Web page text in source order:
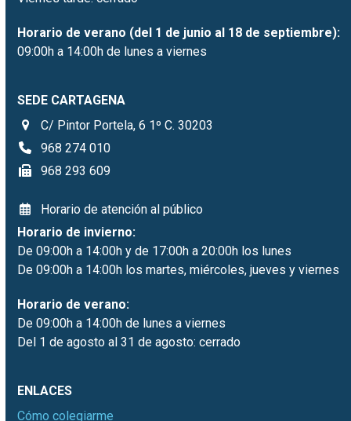
Horario de verano (del 1 de junio al 18 de septiembre):
09:00h a 14:00h de lunes a viernes
SEDE CARTAGENA
C/ Pintor Portela, 6 1º C. 30203
968 274 010
968 293 609
Horario de atención al público
Horario de invierno:
De 09:00h a 14:00h y de 17:00h a 20:00h los lunes
De 09:00h a 14:00h los martes, miércoles, jueves y viernes
Horario de verano:
De 09:00h a 14:00h de lunes a viernes
Del 1 de agosto al 31 de agosto: cerrado
ENLACES
Cómo colegiarme